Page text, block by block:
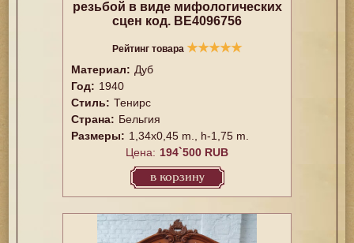
резьбой в виде мифологических
сцен код. BE4096756
Рейтинг товара ★★★★★
Материал: Дуб
Год: 1940
Стиль: Тенирс
Страна: Бельгия
Размеры: 1,34x0,45 m., h-1,75 m.
Цена: 194`500 RUB
в корзину